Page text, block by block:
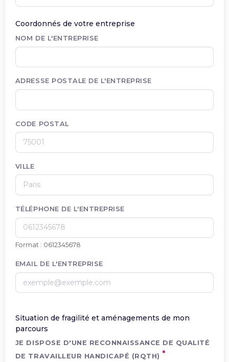
Coordonnés de votre entreprise
NOM DE L'ENTREPRISE
ADRESSE POSTALE DE L'ENTREPRISE
CODE POSTAL
VILLE
TÉLÉPHONE DE L'ENTREPRISE
Format : 0612345678
EMAIL DE L'ENTREPRISE
Situation de fragilité et aménagements de mon
parcours
JE DISPOSE D'UNE RECONNAISSANCE DE QUALITÉ
DE TRAVAILLEUR HANDICAPÉ (RQTH)